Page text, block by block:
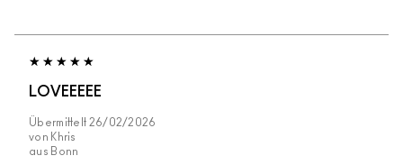
LOVEEEEE
Übermittelt 26/02/2026
von Khris
aus Bonn